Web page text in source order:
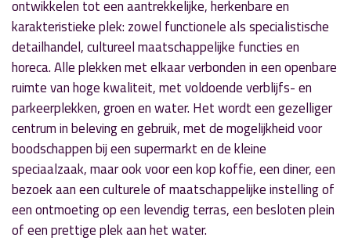
ontwikkelen tot een aantrekkelijke, herkenbare en
karakteristieke plek: zowel functionele als specialistische
detailhandel, cultureel maatschappelijke functies en
horeca. Alle plekken met elkaar verbonden in een openbare
ruimte van hoge kwaliteit, met voldoende verblijfs- en
parkeerplekken, groen en water. Het wordt een gezelliger
centrum in beleving en gebruik, met de mogelijkheid voor
boodschappen bij een supermarkt en de kleine
speciaalzaak, maar ook voor een kop koffie, een diner, een
bezoek aan een culturele of maatschappelijke instelling of
een ontmoeting op een levendig terras, een besloten plein
of een prettige plek aan het water.